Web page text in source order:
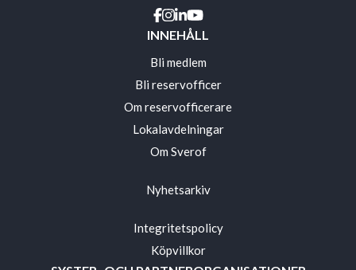
INNEHÅLL
Bli medlem
Bli reservofficer
Om reservofficerare
Lokalavdelningar
Om Sverof
Nyhetsarkiv
Integritetspolicy
Köpvillkor